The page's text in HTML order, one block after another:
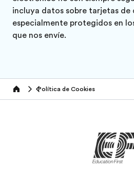
incluya datos sobre tarjetas
especialmente protegidos en
que nos envíe.
Home Política de Cookies